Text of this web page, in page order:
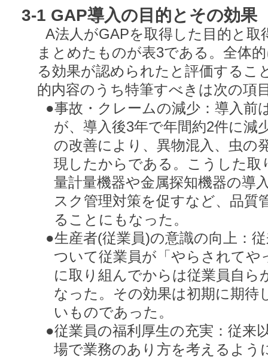
3-1 GAP導入の目的とその効果
A法人がGAPを取得した目的と
まとめたものが表3である。全体
る効果が認められたと評価するこ
的内容のうち特筆すべきは次の項
●事故・クレームの減少：導入前
が、導入後3年で年間約2件に減
の改善により、異物混入、虫の
現したからである。こうした取
量計量機器や金属探知機器の導
スク管理対策を促すなど、品質
ることにもなった。
●生産者(従業員)の意識の向上：
ついて従業員が「やらされてや
に取り組んでからは従業員自ら
なった。その効果は初期に期待
いものであった。
●従業員の福利厚生の充実：従来
場で業務のあり方を考えるよう